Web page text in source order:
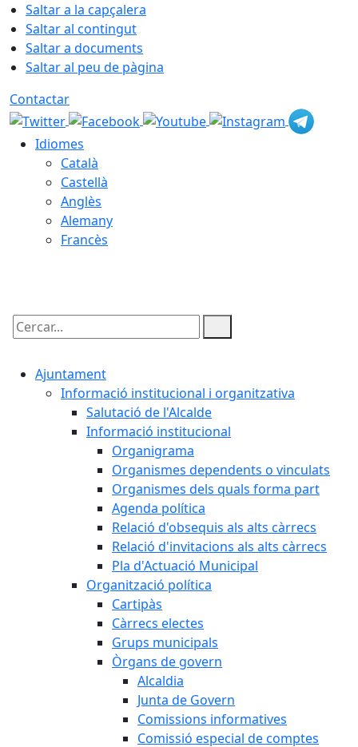
Saltar a la capçalera
Saltar al contingut
Saltar a documents
Saltar al peu de pàgina
Contactar
Idiomes
Català
Castellà
Anglès
Alemany
Francès
Cercar:
Ajuntament
Informació institucional i organitzativa
Salutació de l'Alcalde
Informació institucional
Organigrama
Organismes dependents o vinculats
Organismes dels quals forma part
Agenda política
Relació d'obsequis als alts càrrecs
Relació d'invitacions als alts càrrecs
Pla d'Actuació Municipal
Organització política
Cartipàs
Càrrecs electes
Grups municipals
Òrgans de govern
Alcaldia
Junta de Govern
Comissions informatives
Comissió especial de comptes